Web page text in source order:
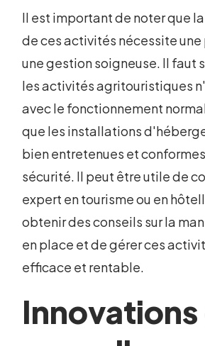
Il est important de noter que
de ces activités nécessite
une gestion soigneuse. Il faut
les activités agritouristiques
avec le fonctionnement
que les installations
bien entretenues et
sécurité. Il peut être utile de
expert en tourisme ou en
obtenir des conseils sur la
en place et de gérer ces
efficace et rentable.